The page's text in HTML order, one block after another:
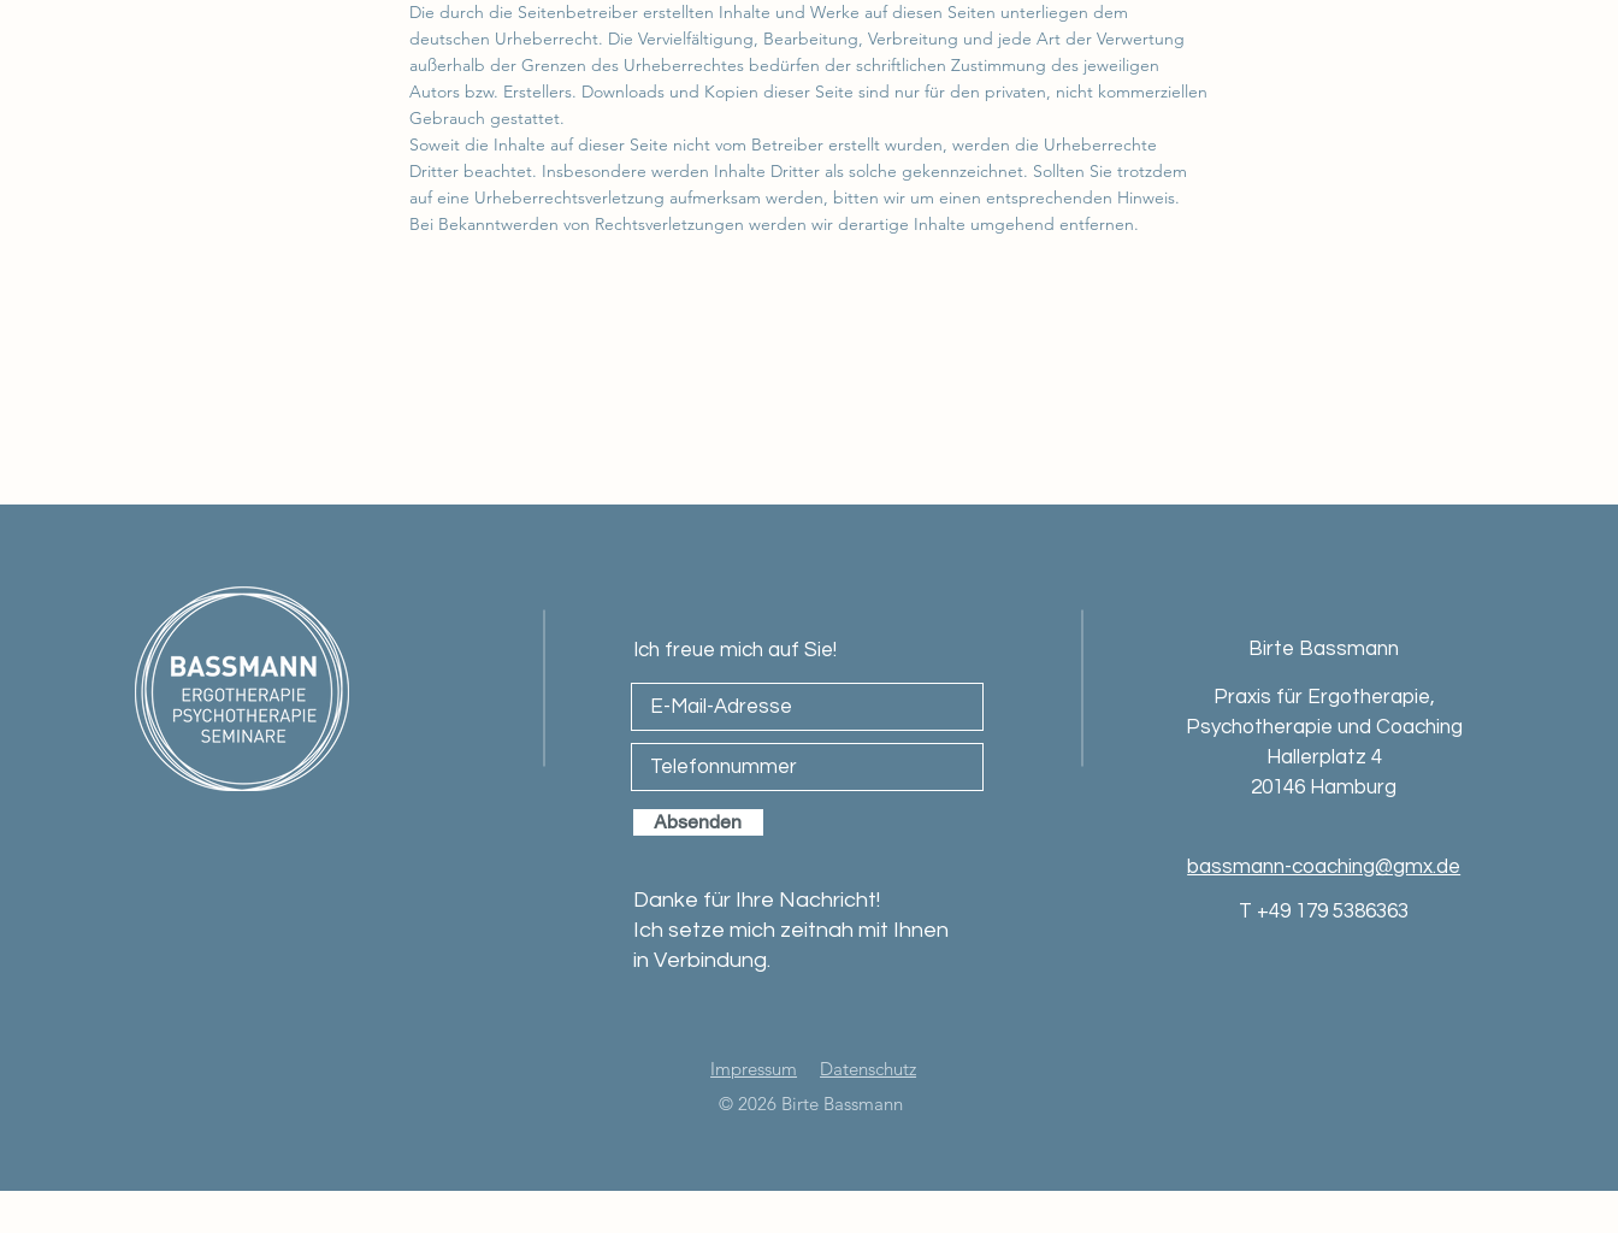
Die durch die Seitenbetreiber erstellten Inhalte und Werke auf diesen Seiten unterliegen dem
deutschen Urheberrecht. Die Vervielfältigung, Bearbeitung, Verbreitung und jede Art der Verwertung
außerhalb der Grenzen des Urheberrechtes bedürfen der schriftlichen Zustimmung des jeweiligen
Autors bzw. Erstellers. Downloads und Kopien dieser Seite sind nur für den privaten, nicht kommerziellen
Gebrauch gestattet.
Soweit die Inhalte auf dieser Seite nicht vom Betreiber erstellt wurden, werden die Urheberrechte
Dritter beachtet. Insbesondere werden Inhalte Dritter als solche gekennzeichnet. Sollten Sie trotzdem
auf eine Urheberrechtsverletzung aufmerksam werden, bitten wir um einen entsprechenden Hinweis.
Bei Bekanntwerden von Rechtsverletzungen werden wir derartige Inhalte umgehend entfernen.
Ich freue mich auf Sie!
Absenden
Danke für Ihre Nachricht!
Ich setze mich zeitnah mit Ihnen
in Verbindung.
Impressum
Datenschutz
© 2026 Birte Bassmann
Birte Bassmann
Praxis für Ergotherapie,
Psychotherapie und Coaching
Hallerplatz 4
20146 Hamburg
bassmann-coaching@gmx.de
T +49 179 5386363